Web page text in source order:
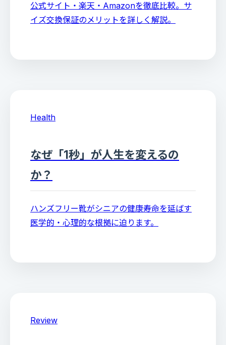
公式サイト・楽天・Amazonを徹底比較。サ
イズ交換保証のメリットを詳しく解説。
Health
なぜ「1秒」が人生を変えるの
か？
ハンズフリー靴がシニアの健康寿命を延ばす
医学的・心理的な根拠に迫ります。
Review